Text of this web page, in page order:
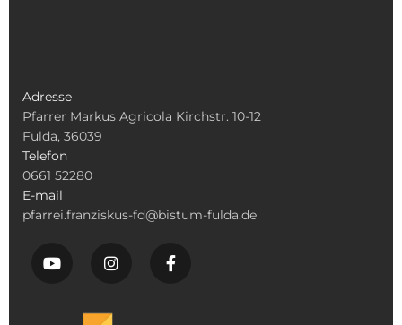
Adresse
Pfarrer Markus Agricola Kirchstr. 10-12
Fulda, 36039
Telefon
0661 52280
E-mail
pfarrei.franziskus-fd@bistum-fulda.de